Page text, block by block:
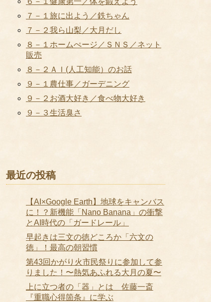
７－１旅に出よう／鉄ちゃん
７－２我ら山梨／大月だし
８－１ホームぺージ／ＳＮＳ／ネット
販売
８－２ＡＩ(人工知能）のお話
９－１農仕事／ガーデニング
９－２お酒大好き／食べ物大好き
９－３生活臭さ
最近の投稿
【AI×Google Earth】地球をキャンバス
に！？新機能「Nano Banana」の衝撃
とAI時代の「ガードレール」
早起きは三文の徳どころか「六文の
徳」！最高の朝習慣
第43回かがり火市民祭りに参加して参
りました！〜熱気あふれる大月の夏〜
上に立つ者の「器」とは 佐藤一斎
『重職心得箇条』に学ぶ